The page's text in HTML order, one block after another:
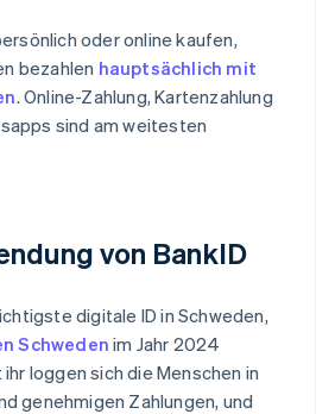
oder online kaufen,
bezahlen hauptsächlich mit
. Online-Zahlung, Kartenzahlung
sind am weitesten
von BankID
digitale ID in Schweden,
Schwedenim Jahr 2024
loggen sich die Menschen in
genehmigen Zahlungen, und